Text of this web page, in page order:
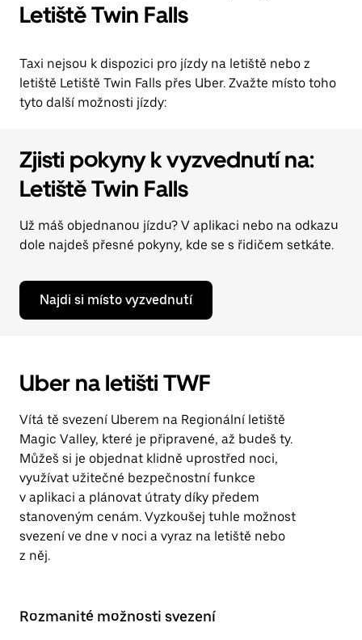
Letiště Twin Falls
Taxi nejsou k dispozici pro jízdy na letiště nebo z
letiště Letiště Twin Falls přes Uber. Zvažte místo toho
tyto další možnosti jízdy:
Zjisti pokyny k vyzvednutí na:
Letiště Twin Falls
Už máš objednanou jízdu? V aplikaci nebo na odkazu
dole najdeš přesné pokyny, kde se s řidičem setkáte.
Najdi si místo vyzvednutí
Uber na letišti TWF
Vítá tě svezení Uberem na Regionální letiště
Magic Valley, které je připravené, až budeš ty.
Můžeš si je objednat klidně uprostřed noci,
využívat užitečné bezpečnostní funkce
v aplikaci a plánovat útraty díky předem
stanoveným cenám. Vyzkoušej tuhle možnost
svezení ve dne v noci a vyraz na letiště nebo
z něj.
Rozmanité možnosti svezení